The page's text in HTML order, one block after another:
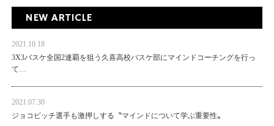
NEW ARTICLE
2021.10.18
3X3バスケ全国2連覇を狙う久喜高校バスケ部にマインドコーチングを行っ
て…
2021.07.30
ジョコビッチ選手も激押しする〝マインドについて学ぶ重要性〟